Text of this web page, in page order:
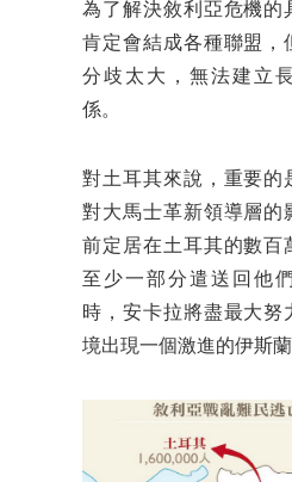
為了解決敘利亞危機的
肯定會結成各種聯盟，
分歧太大，無法建立
係。
對土耳其來說，重要的
對大馬士革新領導層的
前定居在土耳其的數百
至少一部分遣送回他
時，安卡拉將盡最大努
境出現一個激進的伊斯蘭